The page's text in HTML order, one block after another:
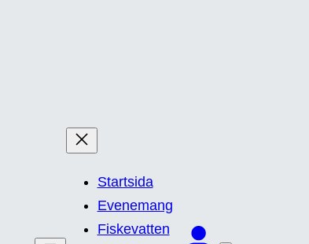
Startsida
Evenemang
Fiskevatten